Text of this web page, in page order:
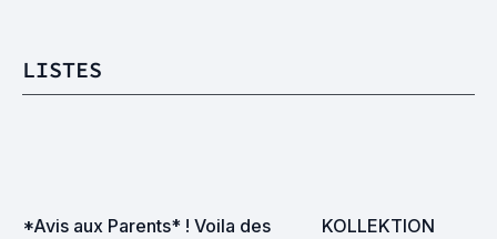
LISTES
*Avis aux Parents* ! Voila des
KOLLEKTION